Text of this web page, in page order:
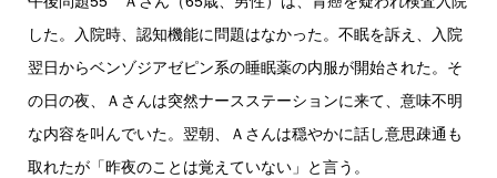
した。入院時、認知機能に問題はなかった。不眠を訴え、入院
翌日からベンゾジアゼピン系の睡眠薬の内服が開始された。そ
の日の夜、Ａさんは突然ナースステーションに来て、意味不明
な内容を叫んでいた。翌朝、Ａさんは穏やかに話し意思疎通も
取れたが「昨夜のことは覚えていない」と言う。